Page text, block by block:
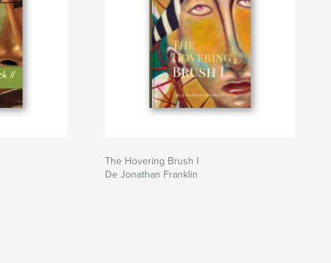
The Hovering Brush I
De Jonathan Franklin